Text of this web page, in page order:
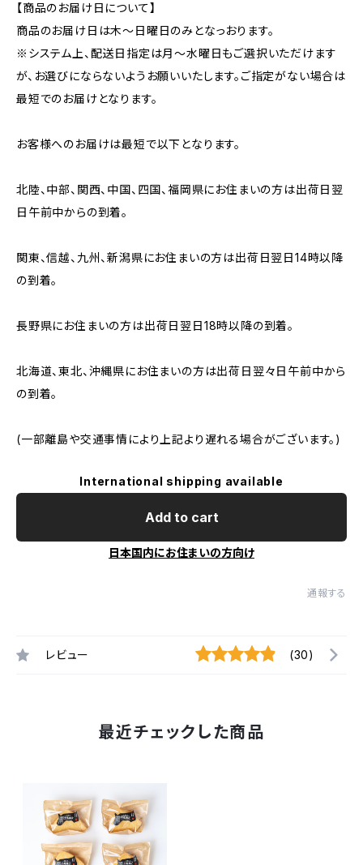
【商品のお届け日について】
商品のお届け日は木〜日曜日のみとなっおります。
※システム上、配送日指定は月〜水曜日もご選択いただけます
が、お選びにならないようお願いいたします。ご指定がない場合は
最短でのお届けとなります。
お客様へのお届けは最短で以下となります。
北陸、中部、関西、中国、四国、福岡県にお住まいの方は出荷日翌
日午前中からの到着。
関東、信越、九州、新潟県にお住まいの方は出荷日翌日14時以降
の到着。
長野県にお住まいの方は出荷日翌日18時以降の到着。
北海道、東北、沖縄県にお住まいの方は出荷日翌々日午前中から
の到着。
(一部離島や交通事情により上記より遅れる場合がございます。)
International shipping available
Add to cart
日本国内にお住まいの方向け
通報する
レビュー (30)
最近チェックした商品